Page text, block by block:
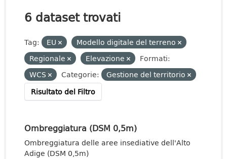
6 dataset trovati
Tag: EU
Modello digitale del terreno
Regionale
Elevazione
Formati:
WCS
Categorie:
Gestione del territorio
Risultato del Filtro
Ombreggiatura (DSM 0,5m)
Ombreggiatura delle aree insediative dell'Alto
Adige (DSM 0,5m)